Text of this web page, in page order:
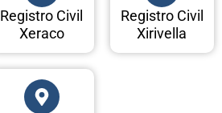
Registro Civil
Xeraco
Registro Civil
Xirivella